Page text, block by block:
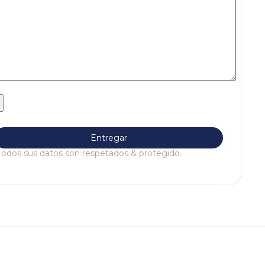
sus datos son respetados & protegido.